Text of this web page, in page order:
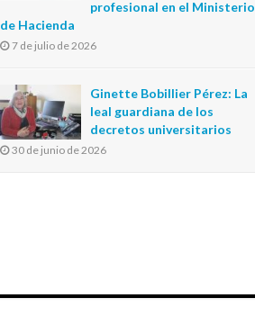
profesional en el Ministerio
de Hacienda
7 de julio de 2026
Ginette Bobillier Pérez: La
leal guardiana de los
decretos universitarios
30 de junio de 2026